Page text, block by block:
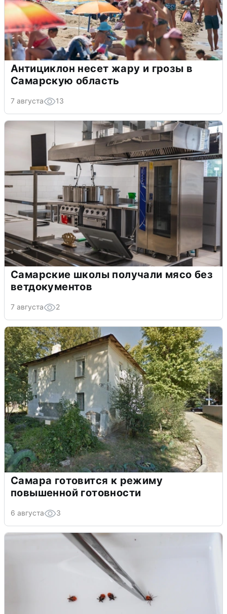
Антициклон несет жару и грозы в
Самарскую область
7 августа 13
Самарские школы получали мясо без
ветдокументов
7 августа 2
Самара готовится к режиму
повышенной готовности
6 августа 3